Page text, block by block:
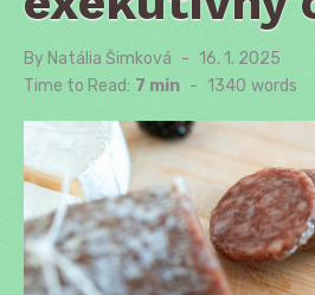
By Natália Šimková
Posted
on
16. 1. 2025
Time to Read: 7 min - 1340 words